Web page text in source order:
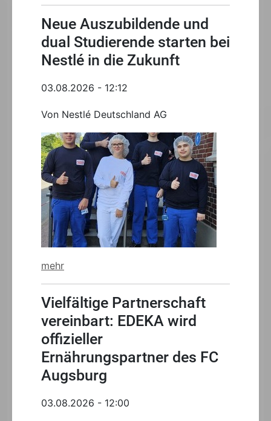
Neue Auszubildende und
dual Studierende starten bei
Nestlé in die Zukunft
03.08.2026 - 12:12
Von Nestlé Deutschland AG
mehr
Vielfältige Partnerschaft
vereinbart: EDEKA wird
offizieller
Ernährungspartner des FC
Augsburg
03.08.2026 - 12:00